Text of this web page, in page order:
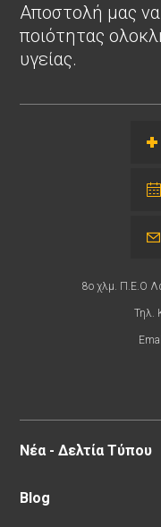
Αποστολή μας
ποιότητας
υγείας.
8ο χλμ. Π.Ε.Ο
Τηλ.
Νέα - Δελτία Τύπου
Blog